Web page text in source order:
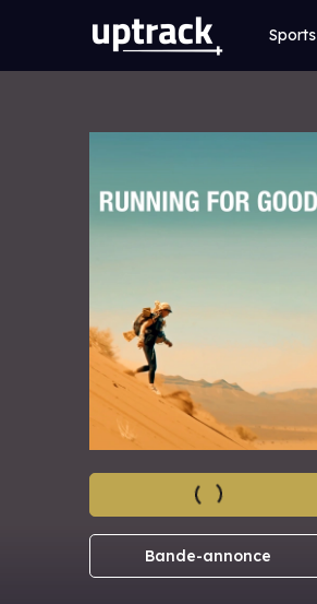
Sports
Bande-annonce